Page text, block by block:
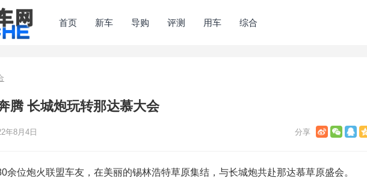
首页 新车 导购 评测 用车 综合
腾 长城炮玩转那达慕大会
年8月4日
余位炮火联盟车友，在美丽的锡林浩特草原集结，与长城炮共赴那达慕草原盛会。